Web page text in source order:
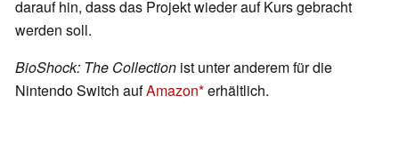
darauf hin, dass das Projekt wieder auf Kurs gebracht
werden soll.
BioShock: The Collection ist unter anderem für die
Nintendo Switch aufAmazon erhältlich.